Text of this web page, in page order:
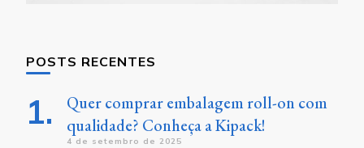
POSTS RECENTES
Quer comprar embalagem roll-on com
qualidade? Conheça a Kipack!
4 de setembro de 2025